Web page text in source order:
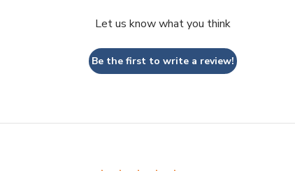
Let us know what you think
Be the first to write a review!